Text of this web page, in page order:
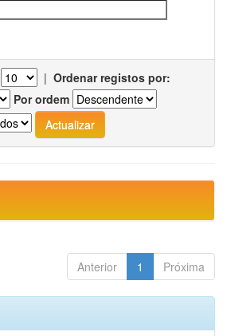
| Ordenar registos por:
Por ordem
Anterior 1 Próxima